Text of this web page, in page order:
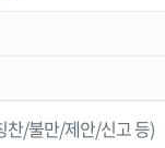
찬/불만/제안/신고 등)